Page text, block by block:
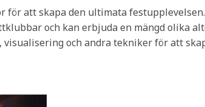
för att skapa den ultimata
och kan erbjuda en mängd olika
och andra tekniker för att